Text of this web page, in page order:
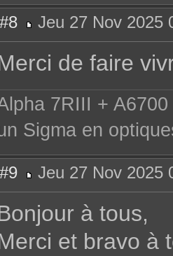
#8
e
a
Jeu 27 Nov 2025
de faire
7RIII +
Sigma en
#9
e
g
Jeu 27 Nov 2025
à tous,
et bravo à